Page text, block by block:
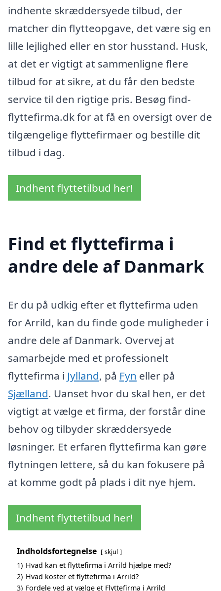
indhente skræddersyede tilbud, der
matcher din flytteopgave, det være sig en
lille lejlighed eller en stor husstand. Husk,
at det er vigtigt at sammenligne flere
tilbud for at sikre, at du får den bedste
service til den rigtige pris. Besøg find-
flyttefirma.dk for at få en oversigt over de
tilgængelige flyttefirmaer og bestille dit
tilbud i dag.
Indhent flyttetilbud her!
Find et flyttefirma i
andre dele af Danmark
Er du på udkig efter et flyttefirma uden
for Arrild, kan du finde gode muligheder i
andre dele af Danmark. Overvej at
samarbejde med et professionelt
flyttefirma i Jylland, på Fyn eller på
Sjælland. Uanset hvor du skal hen, er det
vigtigt at vælge et firma, der forstår dine
behov og tilbyder skræddersyede
løsninger. Et erfaren flyttefirma kan gøre
flytningen lettere, så du kan fokusere på
at komme godt på plads i dit nye hjem.
Indhent flyttetilbud her!
Indholdsfortegnelse skjul
1) Hvad kan et flyttefirma i Arrild hjælpe med?
2) Hvad koster et flyttefirma i Arrild?
3) Fordele ved at vælge et Flyttefirma i Arrild